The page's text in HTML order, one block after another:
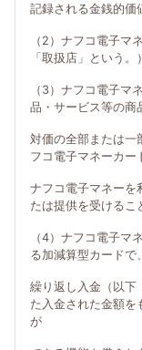
記録される金銭的価
（2）ナフコ電子マ
「取扱店」という。
（3）ナフコ電子マ
品・サービス等の商
対価の全部または一
フコ電子マネーカー
ナフコ電子マネーを
たは提供を受けるこ
（4）ナフコ電子マ
る加減算型カードで
繰り返し入金（以下
た入金された金額を
が